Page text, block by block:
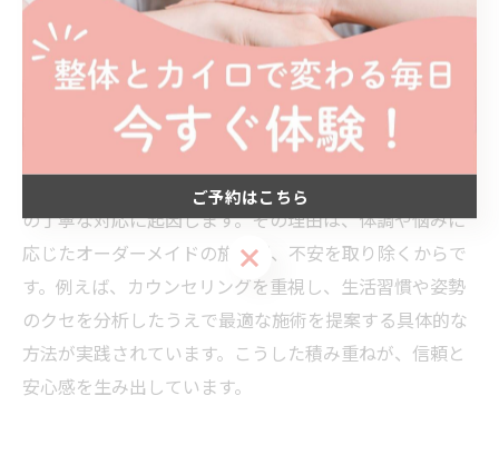
や効果について事前に分かりやすく説明し、不明点を解
消するチェックリストを用意するなどの工夫がありま
す。これにより、初めてでも安心して施術に臨めます。
細やかな姿勢矯正がもたらす安心感の理由
細やかな姿勢矯正による安心感は、利用者一人ひとりへ
の丁寧な対応に起因します。その理由は、体調や悩みに
応じたオーダーメイドの施術が、不安を取り除くからで
す。例えば、カウンセリングを重視し、生活習慣や姿勢
のクセを分析したうえで最適な施術を提案する具体的な
方法が実践されています。こうした積み重ねが、信頼と
安心感を生み出しています。
ご予約はこちら
ご予約はこちら